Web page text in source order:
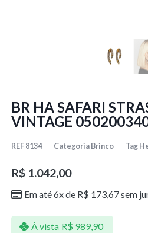
BR HA SAFARI
VINTAGE
REF 8134 Categoria Brinco Tag
R$1.042,00
Em até 6x de R$ 173,67sem
À vista R$ 989,90